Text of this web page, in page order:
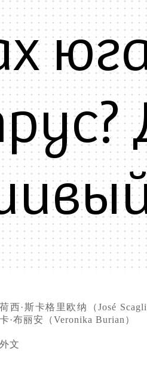
荷西·斯卡格里欧纳（José
卡·布丽安（Veronika Burian）
外文